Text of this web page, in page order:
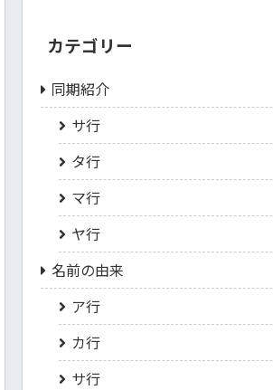
カテゴリー
同期紹介
サ行
タ行
マ行
ヤ行
名前の由来
ア行
カ行
サ行